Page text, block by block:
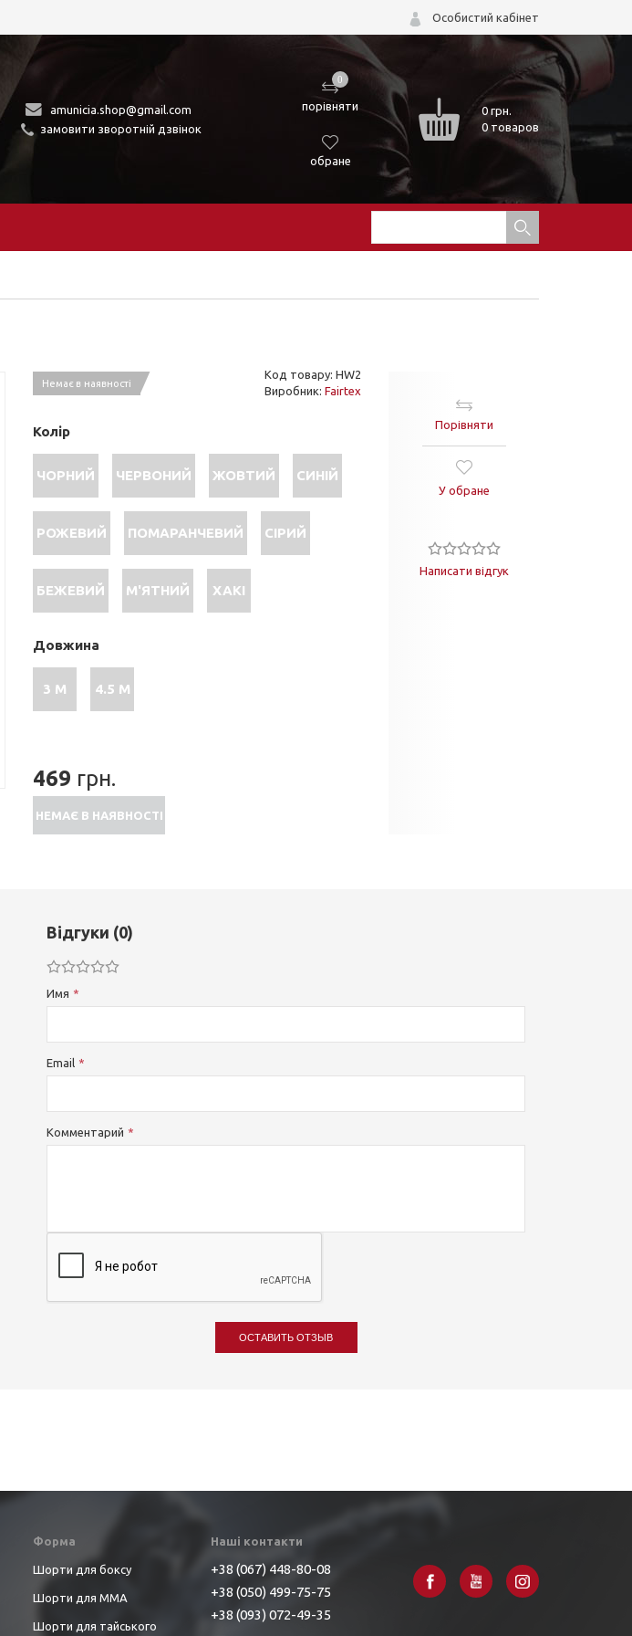
Особистий кабінет
amunicia.shop@gmail.com
замовити зворотній дзвінок
0
порівняти
обране
0грн.
0 товаров
Немає в наявності
Код товару: HW2
Виробник: Fairtex
Колір
ЧОРНИЙ ЧЕРВОНИЙ ЖОВТИЙ СИНІЙ
РОЖЕВИЙ ПОМАРАНЧЕВИЙ СІРИЙ
БЕЖЕВИЙ М'ЯТНИЙ ХАКІ
Довжина
3 М 4.5 М
469 грн.
НЕМАЄ В НАЯВНОСТІ
Порівняти
У обране
Написати відгук
Відгуки (0)
Имя
Email
Комментарий
ОСТАВИТЬ ОТЗЫВ
Форма
Шорти для боксу
Шорти для ММА
Шорти для тайського
Наші контакти
+38 (067) 448-80-08
+38 (050) 499-75-75
+38 (093) 072-49-35